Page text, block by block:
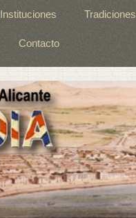
Instituciones Tradiciones
Contacto